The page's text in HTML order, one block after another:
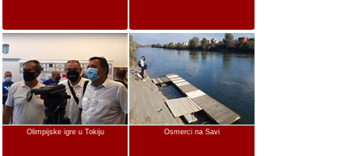
Olimpijske igre u Tokiju Osmerci na Savi